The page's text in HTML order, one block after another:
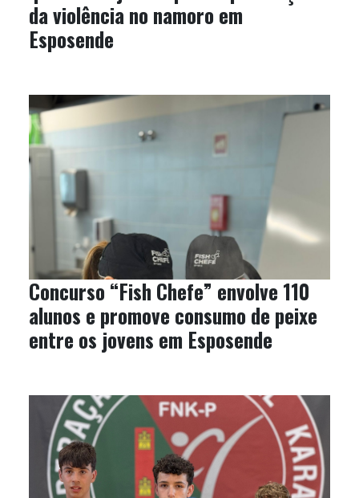
da violência no namoro em
Esposende
Concurso “Fish Chefe” envolve 110
alunos e promove consumo de peixe
entre os jovens em Esposende